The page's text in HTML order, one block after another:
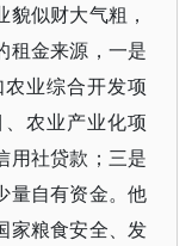
似财大气粗，
租金来源，一是
业综合开发项
农业产业化项
用社贷款；三是
量自有资金。他
家粮食安全、发